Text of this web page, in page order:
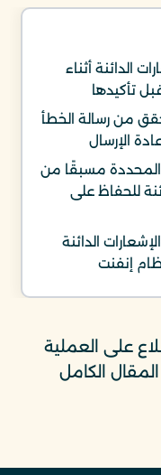
الدائنة أثناء
تأكيدها
من رسالة الخطأ
الإرسال
المحددة مسبقًا من
للحفاظ على
الدائنة
إنفنت
على العملية
الكامل